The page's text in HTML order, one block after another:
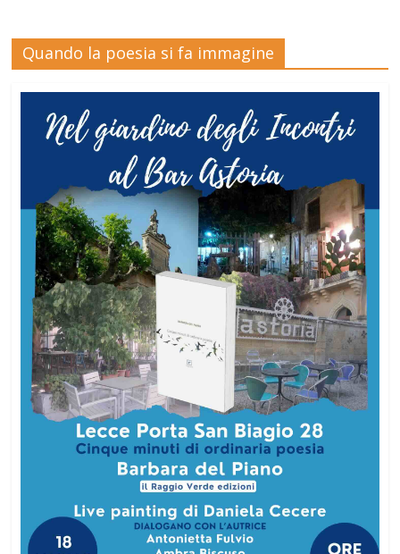
Quando la poesia si fa immagine